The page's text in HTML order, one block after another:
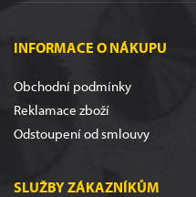
INFORMACE O NÁKUPU
Obchodní podmínky
Reklamace zboží
Odstoupení od smlouvy
SLUŽBY ZÁKAZNÍKŮM